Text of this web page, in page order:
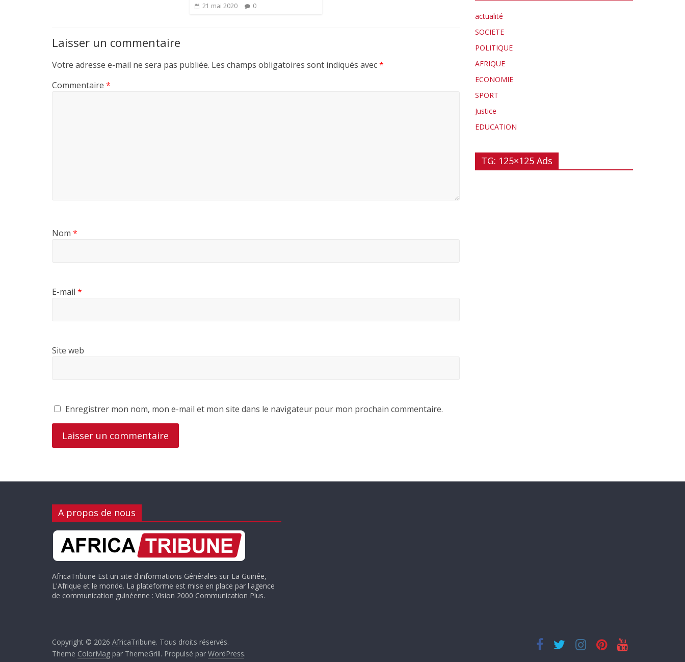
21 mai 2020 0
Laisser un commentaire
Votre adresse e-mail ne sera pas publiée. Les champs obligatoires sont indiqués avec*
Commentaire *
Nom *
E-mail *
Site web
Enregistrer mon nom, mon e-mail et mon site dans le navigateur pour mon prochain commentaire.
actualité
SOCIETE
POLITIQUE
AFRIQUE
ECONOMIE
SPORT
Justice
EDUCATION
TG: 125×125 Ads
A propos de nous
AfricaTribune Est un site d'informations Générales sur La Guinée,
L'Afrique et le monde. La plateforme est mise en place par l'agence
de communication guinéenne : Vision 2000 Communication Plus.
Copyright © 2026 AfricaTribune. Tous droits réservés.
Theme ColorMag par ThemeGrill. Propulsé par WordPress.